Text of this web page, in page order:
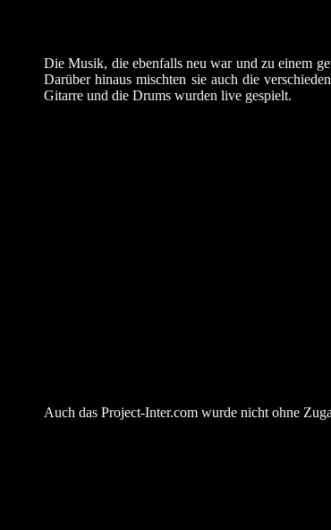
Die Musik, die ebenfalls neu war und zu einem
Darüber hinaus mischten sie auch die
Gitarre und die Drums wurden live gespielt.
Auch das Project-Inter.com wurde nicht ohne